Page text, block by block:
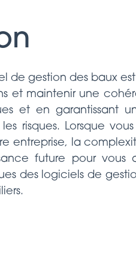
de gestion des baux
et maintenir une
et en garantissant
risques. Lorsque
entreprise, la
future pour vous
des logiciels de